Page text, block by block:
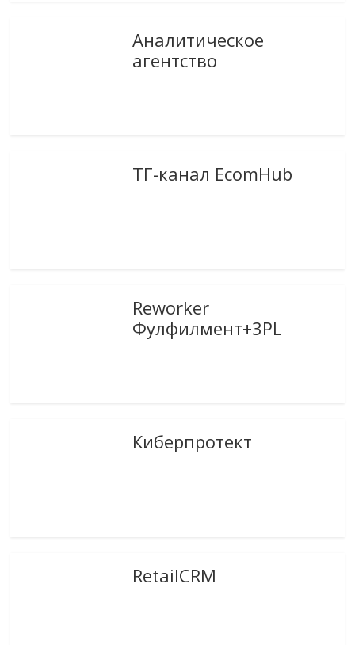
Аналитическое
агентство
ТГ-канал EcomHub
Reworker
Фулфилмент+3PL
Киберпротект
RetailCRM